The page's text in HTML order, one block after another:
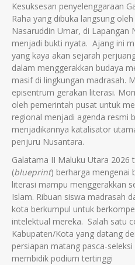
Kesuksesan penyelenggaraan
Raha yang dibuka langsung
Nasaruddin Umar, di Lapangan
menjadi bukti nyata. Ajang ini
yang kaya akan sejarah
dalam menggerakkan budaya
masif di lingkungan madrasah.
episentrum gerakan literasi.
oleh pemerintah pusat untuk
regional menjadi agenda resmi
menjadikannya katalisator
penjuru Nusantara.
Galatama II Maluku Utara 2026
(blueprint) berharga mengenai
literasi mampu menggerakkan
Islam. Ribuan siswa madrasah
kota berkumpul untuk
intelektual mereka. Salah satu
Kabupaten/Kota yang datang
persiapan matang pasca-
membidik podium tertinggi